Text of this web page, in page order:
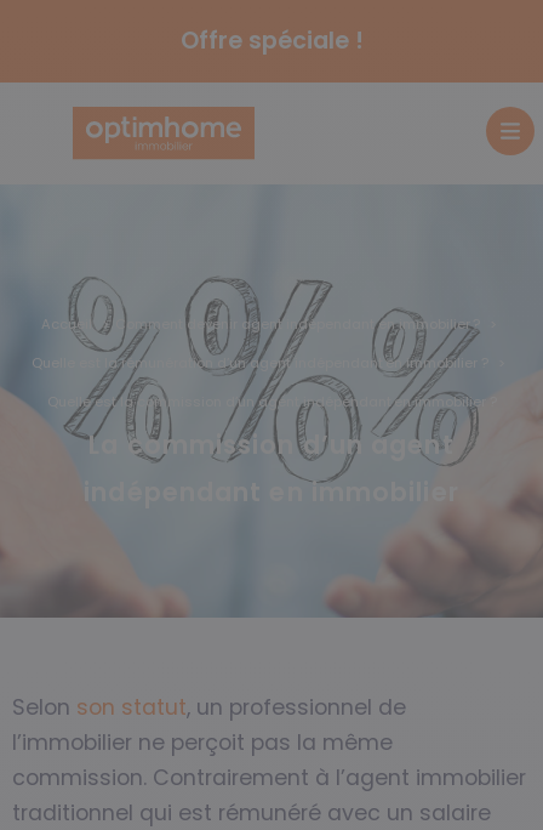
Offre spéciale !
Accueil
Comment devenir agent indépendant en immobilier ?
Quelle est la rémunération d’un agent indépendant en immobilier ?
Quelle est la commission d’un agent indépendant en immobilier ?
La commission d’un agent
indépendant en immobilier
Selon son statut, un professionnel de
l’immobilier ne perçoit pas la même
commission. Contrairement à l’agent immobilier
traditionnel qui est rémunéré avec un salaire